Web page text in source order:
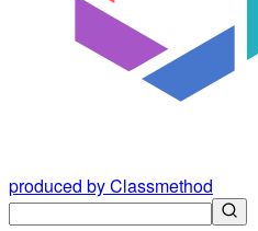
produced by Classmethod